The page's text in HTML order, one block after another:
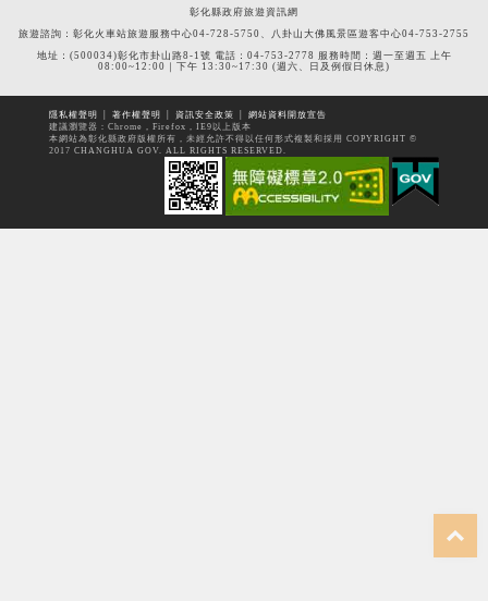
彰化縣政府旅遊資訊網
旅遊諮詢：彰化火車站旅遊服務中心04-728-5750、八卦山大佛風景區遊客中心04-753-2755
地址：(500034)彰化市卦山路8-1號 電話：04-753-2778 服務時間：週一至週五 上午
08:00~12:00｜下午 13:30~17:30 (週六、日及例假日休息)
隱私權聲明 著作權聲明 資訊安全政策
網站資料開放宣告
建議瀏覽器：Chrome，Firefox，IE9以上版本
本網站為彰化縣政府版權所有，未經允許不得以任何形式複製和採用 COPYRIGHT ©
2017 CHANGHUA GOV. ALL RIGHTS RESERVED.